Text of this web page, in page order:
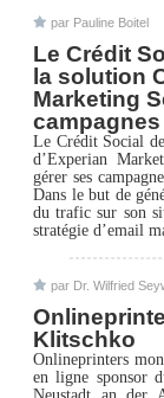
par Pauline Boitel
Le Crédit
la solution
Marketing
campagnes
Le Crédit Social
d’Experian
gérer ses
Dans le but de
du trafic sur son
stratégie d’email
par Dr. Wilfried
Klitschko
Onlineprinters
en ligne sponsor